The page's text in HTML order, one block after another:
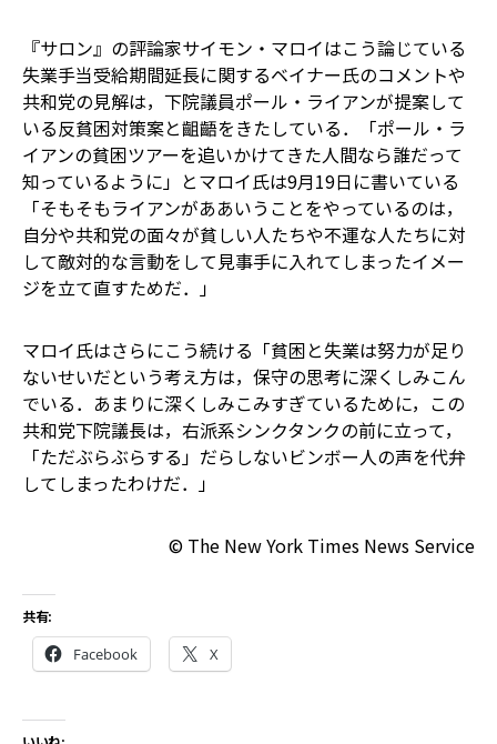
『サロン』の評論家サイモン・マロイはこう論じている――
失業手当受給期間延長に関するベイナー氏のコメントや
共和党の見解は，下院議員ポール・ライアンが提案して
いる反貧困対策案と齟齬をきたしている．「ポール・ラ
イアンの貧困ツアーを追いかけてきた人間なら誰だって
知っているように」――とマロイ氏は9月19日に書いている
――「そもそもライアンがああいうことをやっているのは，
自分や共和党の面々が貧しい人たちや不運な人たちに対
して敵対的な言動をして見事手に入れてしまったイメー
ジを立て直すためだ．」
マロイ氏はさらにこう続ける――「貧困と失業は努力が足り
ないせいだという考え方は，保守の思考に深くしみこん
でいる．あまりに深くしみこみすぎているために，この
共和党下院議長は，右派系シンクタンクの前に立って，
「ただぶらぶらする」だらしないビンボー人の声を代弁
してしまったわけだ．」
© The New York Times News Service
共有:
Facebook X